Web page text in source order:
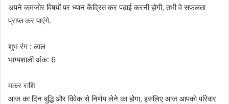
अपने कमजोर विषयों पर ध्यान केंद्रित कर पढ़ाई करनी होगी, तभी वे सफलता
प्राप्त कर पाएंगे.
शुभ रंग : लाल
भाग्यशाली अंक: 6
मकर राशि
आज का दिन बुद्धि और विवेक से निर्णय लेने का होगा, इसलिए आज आपको परिवार